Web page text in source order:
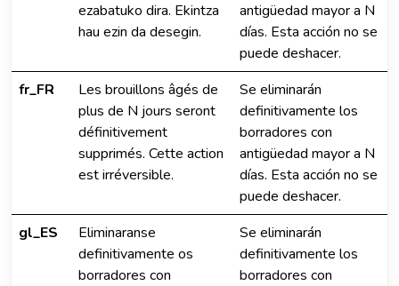
ezabatuko dira. Ekintza
hau ezin da desegin.
antigüedad mayor a N
días. Esta acción no se
puede deshacer.
fr_FR
Les brouillons âgés de
plus de N jours seront
définitivement
supprimés. Cette action
est irréversible.
Se eliminarán
definitivamente los
borradores con
antigüedad mayor a N
días. Esta acción no se
puede deshacer.
gl_ES
Eliminaranse
definitivamente os
borradores con
Se eliminarán
definitivamente los
borradores con